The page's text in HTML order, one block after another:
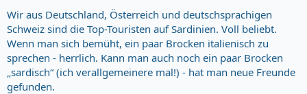
Wir aus Deutschland, Österreich und deutschsprachigen
Schweiz sind die Top-Touristen auf Sardinien. Voll beliebt.
Wenn man sich bemüht, ein paar Brocken italienisch zu
sprechen - herrlich. Kann man auch noch ein paar Brocken
„sardisch“ (ich verallgemeinere mal!) - hat man neue Freunde
gefunden.